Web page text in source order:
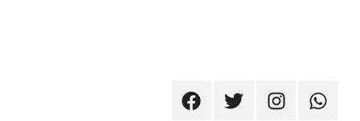
FacebookTwitter Instagram